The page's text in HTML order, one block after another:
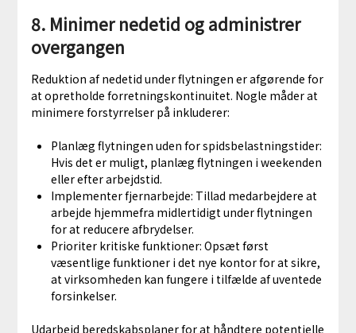
8. Minimer nedetid og administrer
overgangen
Reduktion af nedetid under flytningen er afgørende for
at opretholde forretningskontinuitet. Nogle måder at
minimere forstyrrelser på inkluderer:
Planlæg flytningen uden for spidsbelastningstider:
Hvis det er muligt, planlæg flytningen i weekenden
eller efter arbejdstid.
Implementer fjernarbejde: Tillad medarbejdere at
arbejde hjemmefra midlertidigt under flytningen
for at reducere afbrydelser.
Prioriter kritiske funktioner: Opsæt først
væsentlige funktioner i det nye kontor for at sikre,
at virksomheden kan fungere i tilfælde af uventede
forsinkelser.
Udarbejd beredskabsplaner for at håndtere potentielle